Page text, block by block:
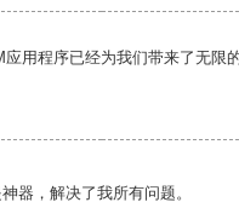
应用程序已经为我们带来了无限
器，解决了我所有问题。